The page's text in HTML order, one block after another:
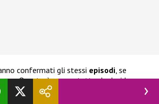
confermati gli stessi episodi , se
Questo è ancora tutto da decidere.
novità però non esiteremo a